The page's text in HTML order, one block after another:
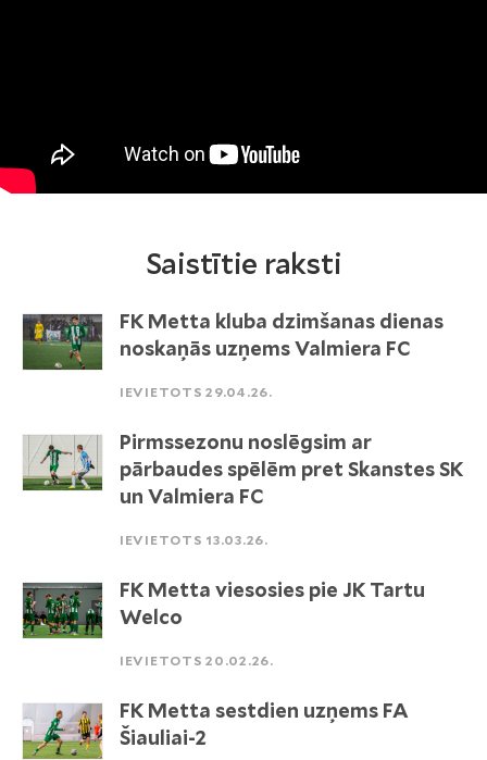
Saistītie raksti
FK Metta kluba dzimšanas dienas
noskaņās uzņems Valmiera FC
IEVIETOTS 29.04.26.
Pirmssezonu noslēgsim ar
pārbaudes spēlēm pret Skanstes SK
un Valmiera FC
IEVIETOTS 13.03.26.
FK Metta viesosies pie JK Tartu
Welco
IEVIETOTS 20.02.26.
FK Metta sestdien uzņems FA
Šiauliai-2